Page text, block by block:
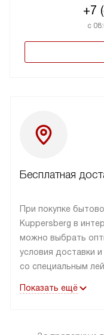
+7
с
Бесплатная
При покупке
Kuppersberg в
можно выбрать
условия доставки
со специальным
в пределах МКАД
Показать ещё